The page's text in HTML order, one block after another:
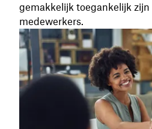
gemakkelijk toegankelijk zijn
medewerkers.